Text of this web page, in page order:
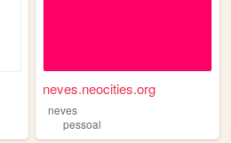
neves.neocities.org
neves
pessoal